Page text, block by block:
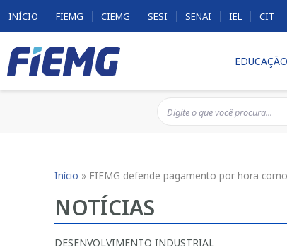
INÍCIO FIEMG CIEMG SESI SENAI IEL CIT
EDUCAÇÃO
Início » FIEMG defende pagamento por hora
NOTÍCIAS
DESENVOLVIMENTO INDUSTRIAL